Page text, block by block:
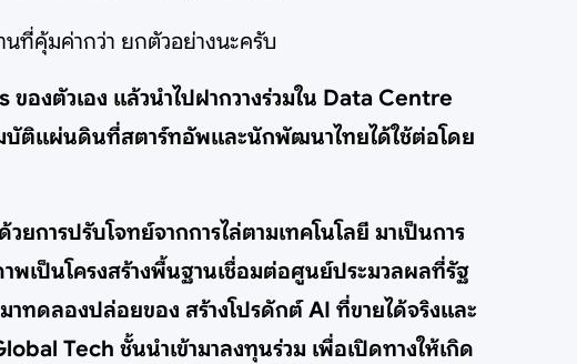
นที่คุ้มค่ากว่า ยกตัวอย่างนะครับ
องตัวเอง แล้วนำไปฝากวางร่วมใน Data Centre
มบัติแผ่นดินที่สตาร์ทอัพและนักพัฒนาไทยได้ใช้ต่อโดย
ารปรับโจทย์จากการไล่ตามเทคโนโลยี มาเป็นการ
พเป็นโครงสร้างพื้นฐานเชื่อมต่อศูนย์ประมวลผลที่รัฐ
ทดลองปล่อยของ สร้างโปรดักต์ AI ที่ขายได้จริงและ
Tech ชั้นนำเข้ามาลงทุนร่วม เพื่อเปิดทางให้เกิด